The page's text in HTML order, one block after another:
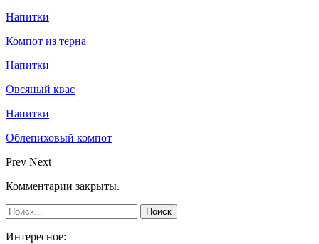
Напитки
Компот из терна
Напитки
Овсяный квас
Напитки
Облепиховый компот
Prev Next
Комментарии закрыты.
Интересное: